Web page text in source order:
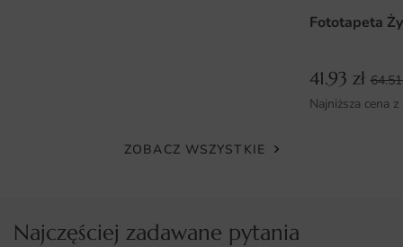
Wysoka jakość materiałów, co zapewnia długotrwałe
Możliwość personalizacji wymiarów, co pozwala na
się nowym wystrojem bez potrzeby angażowania
Fototapeta
41.93 zł
Najniższa cena
ZOBACZ WSZYSTKIE
Najczęściej zadawane pytania